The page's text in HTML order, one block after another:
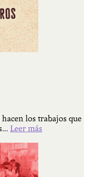
los trabajos que
Leer más